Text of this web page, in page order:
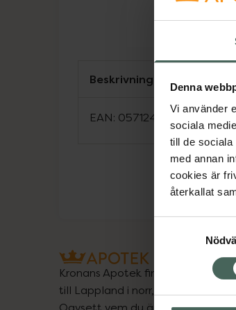
Denna
Vi använder
sociala
till de
med annan
cookies är
återkallat
Beskrivning
EAN: 05712440014237
Kronans Apotek finns här för dig.
till Lappland i norr, och online i
Oavsett vem du är så är det